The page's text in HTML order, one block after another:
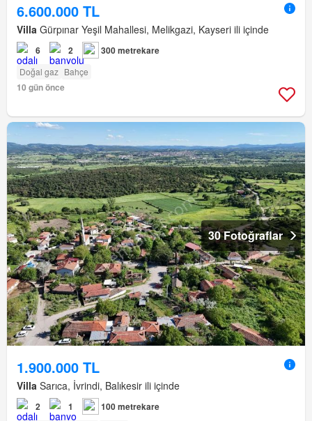
6.600.000 TL
Villa Gürpınar Yeşil Mahallesi, Melikgazi, Kayseri ili içinde
6 2 300 metrekare
Doğal gaz Bahçe
10 gün önce
30 Fotoğraflar
1.900.000 TL
Villa Sarıca, İvrindi, Balıkesir ili içinde
2 1 100 metrekare